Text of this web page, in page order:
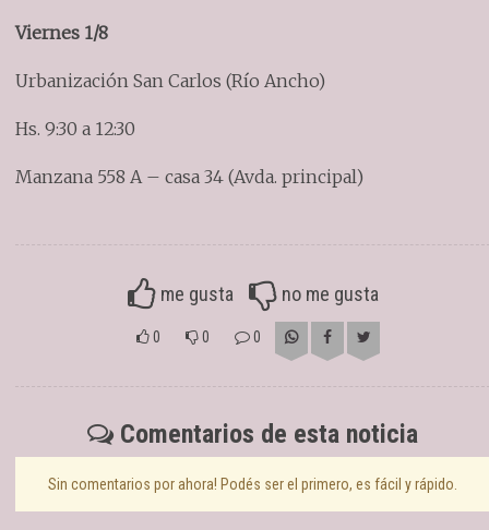
Viernes 1/8
Urbanización San Carlos (Río Ancho)
Hs. 9:30 a 12:30
Manzana 558 A – casa 34 (Avda. principal)
me gusta no me gusta
0 0 0
Comentarios de esta noticia
Sin comentarios por ahora! Podés ser el primero, es fácil y rápido.